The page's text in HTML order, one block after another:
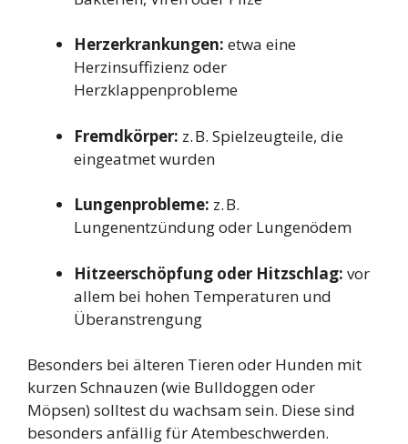
Herzerkrankungen: etwa eine
Herzinsuffizienz oder
Herzklappenprobleme
Fremdkörper: z. B. Spielzeugteile, die
eingeatmet wurden
Lungenprobleme: z. B.
Lungenentzündung oder Lungenödem
Hitzeerschöpfung oder Hitzschlag: vor
allem bei hohen Temperaturen und
Überanstrengung
Besonders bei älteren Tieren oder Hunden mit
kurzen Schnauzen (wie Bulldoggen oder
Möpsen) solltest du wachsam sein. Diese sind
besonders anfällig für Atembeschwerden.